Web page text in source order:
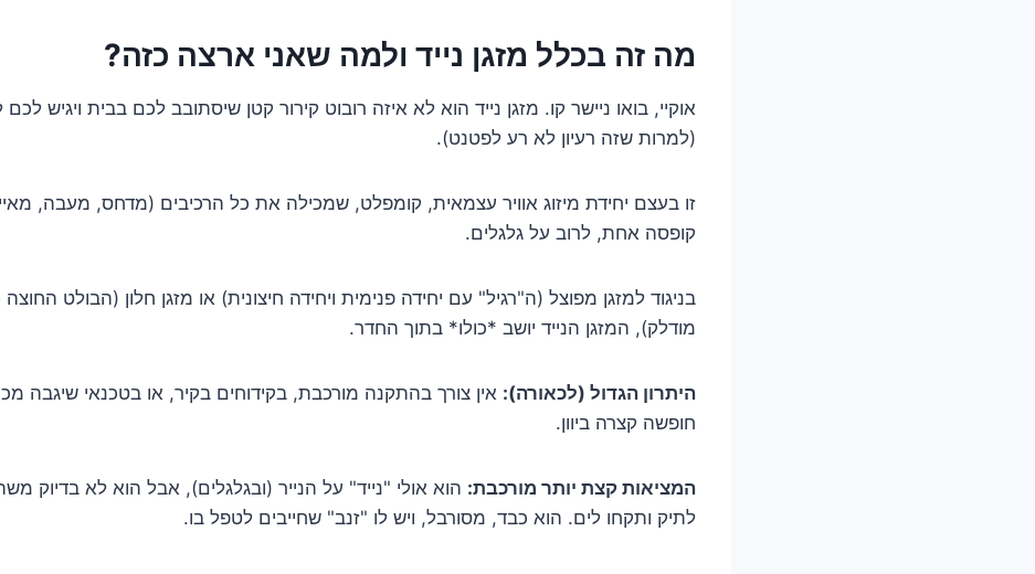
מה זה בכלל מזגן נייד ולמה שאני ארצה כזה?
אוקיי, בואו ניישר קו. מזגן נייד הוא לא איזה רובוט קירור קטן שיסתובב לכם בבית ויגיש
(למרות שזה רעיון לא רע לפטנט).
זו בעצם יחידת מיזוג אוויר עצמאית, קומפלט, שמכילה את כל הרכיבים (מדחס, מעבה,
קופסה אחת, לרוב על גלגלים.
בניגוד למזגן מפוצל (ה"רגיל" עם יחידה פנימית ויחידה חיצונית) או מזגן חלון (הבולט
מודלק), המזגן הנייד יושב *כולו* בתוך החדר.
היתרון הגדול (לכאורה): אין צורך בהתקנה מורכבת, בקידוחים בקיר, או בטכנאי שיגבה
חופשה קצרה ביוון.
המציאות קצת יותר מורכבת: הוא אולי "נייד" על הנייר (ובגלגלים), אבל הוא לא בדיוק
לתיק ותקחו לים. הוא כבד, מסורבל, ויש לו "זנב" שחייבים לטפל בו.